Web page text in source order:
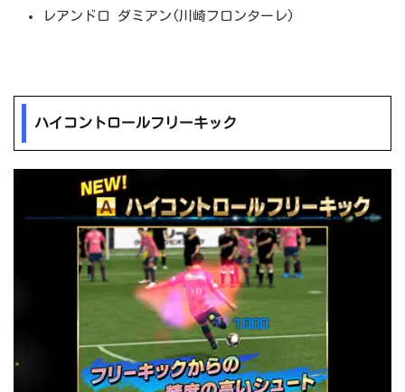
レアンドロ ダミアン(川崎フロンターレ)
ハイコントロールフリーキック